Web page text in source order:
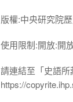
版權:中央研究院
使用限制:開放:開
請連結至「史語所
https://